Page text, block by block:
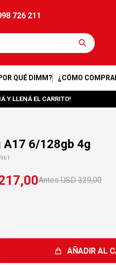
726 211
QUÉ DIMM? ¿CÓMO
Y LLENÁ EL CARRITO!
A17 6/128gb 4g
USD 329,00
AÑADIR AL